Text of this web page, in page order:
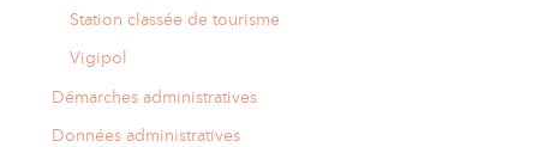
Station classée de tourisme
Vigipol
Démarches administratives
Données administratives